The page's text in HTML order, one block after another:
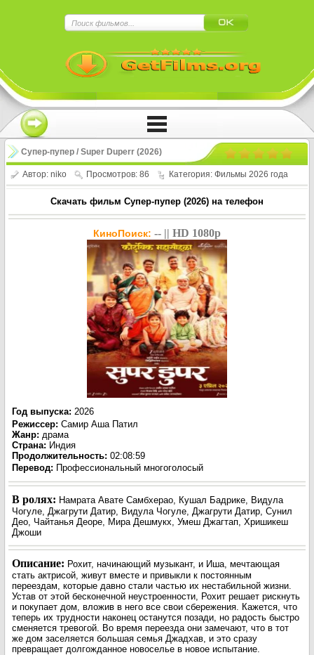
Супер-пупер / Super Duperr (2026)
Автор: niko Просмотров: 86 Категория: Фильмы 2026 года
Скачать фильм Супер-пупер (2026) на телефон
КиноПоиск: -- || HD 1080p
Год выпуска: 2026
Режиссер: Самир Аша Патил
Жанр: драма
Страна: Индия
Продолжительность: 02:08:59
Перевод: Профессиональный многоголосый
В ролях: Намрата Авате Самбхерао, Кушал Бадрике, Видула
Чогуле, Джагрути Датир, Видула Чогуле, Джагрути Датир, Сунил
Део, Чайтанья Деоре, Мира Дешмукх, Умеш Джагтап, Хришикеш
Джоши
Описание: Рохит, начинающий музыкант, и Иша, мечтающая
стать актрисой, живут вместе и привыкли к постоянным
переездам, которые давно стали частью их нестабильной жизни.
Устав от этой бесконечной неустроенности, Рохит решает рискнуть
и покупает дом, вложив в него все свои сбережения. Кажется, что
теперь их трудности наконец останутся позади, но радость быстро
сменяется тревогой. Во время переезда они замечают, что в тот
же дом заселяется большая семья Джадхав, и это сразу
превращает долгожданное новоселье в новое испытание.
Нажмите на
!!!Если Вы с телефона сперва нажмите на
троеточие в правом верхнем углу!!!